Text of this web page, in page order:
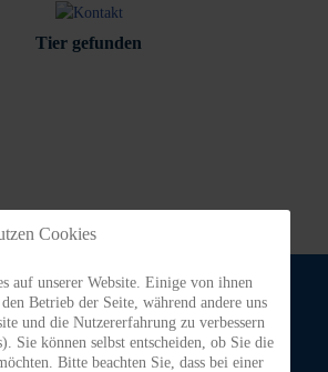
Tier gefunden
Cookies
auf unserer Website. Einige von ihnen
Betrieb der Seite, während andere uns
und die Nutzererfahrung zu verbessern
Sie können selbst entscheiden, ob Sie die
Bitte beachten Sie, dass bei einer